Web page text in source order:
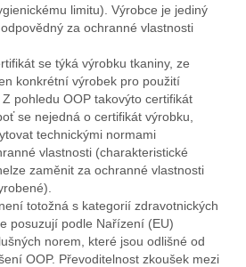
limitu). Výrobce je jediný
za ochranné vlastnosti
se týká výrobku tkaniny, ze
konkrétní výrobek pro použití
pohledu OOP takovýto certifikát
se nejedná o certifikát výrobku,
technickými normami
vlastnosti (charakteristické
zaměnit za ochranné vlastnosti
totožná s kategorií zdravotnických
posuzují podle Nařízení (EU)
norem, které jsou odlišné od
OOP. Převoditelnost zkoušek mezi